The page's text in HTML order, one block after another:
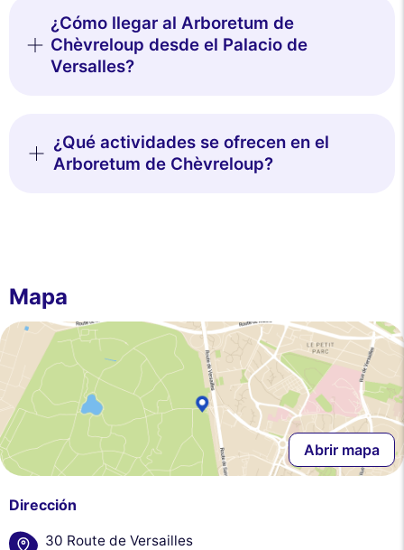
¿Cómo llegar al Arboretum de
Chèvreloup desde el Palacio de
Versalles?
¿Qué actividades se ofrecen en el
Arboretum de Chèvreloup?
Mapa
Abrir mapa
Dirección
30 Route de Versailles